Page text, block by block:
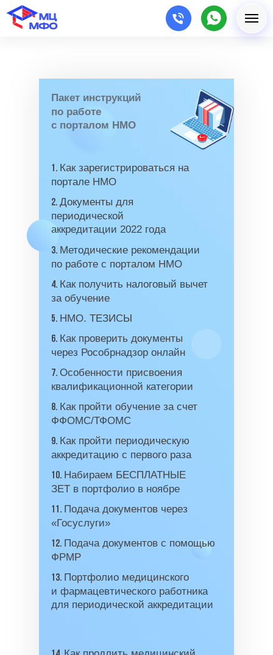
Пакет инструкций
по работе
с порталом НМО
1. Как зарегистрироваться на
портале НМО
2. Документы для
периодической
аккредитации 2022 года
3. Методические рекомендации
по работе с порталом НМО
4. Как получить налоговый вычет
за обучение
5. НМО. ТЕЗИСЫ
6. Как проверить документы
через Рособрнадзор онлайн
7. Особенности присвоения
квалификационной категории
8. Как пройти обучение за счет
ФФОМС/ТФОМС
10. Набираем БЕСПЛАТНЫЕ
ЗЕТ в портфолио в ноябре
11. Подача документов через
«Госуслуги»
12. Подача документов с помощью
ФРМР
13. Портфолио медицинского
и фармацевтического работника
для периодической аккредитации
9. Как пройти периодическую
аккредитацию с первого раза